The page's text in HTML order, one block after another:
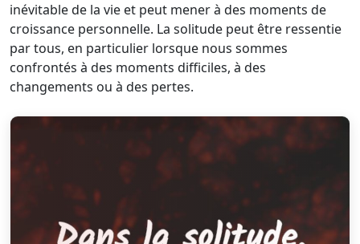
inévitable de la vie et peut mener à des moments de
croissance personnelle. La solitude peut être ressentie
par tous, en particulier lorsque nous sommes
confrontés à des moments difficiles, à des
changements ou à des pertes.